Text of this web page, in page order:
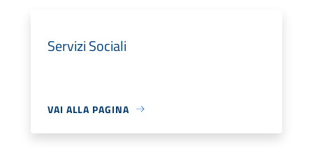
Servizi Sociali
VAI ALLA PAGINA